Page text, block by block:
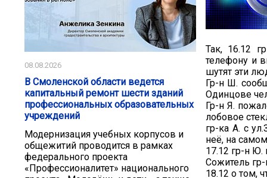
08.08.2026
В Смоленской области ведется
капитальный ремонт шести зданий
профессиональных образовательных
учреждений
Модернизация учебных корпусов и
общежитий проводится в рамках
федерального проекта
«Профессионалитет» национального
Так, 16.12
телефону и
шутят эти
Гр-н Ш.
Одинцове
Гр-н Я.
лобовое
гр-ка А. с
неё, на
17.12 гр-н Ю.
Сожитель
18.12 о том,